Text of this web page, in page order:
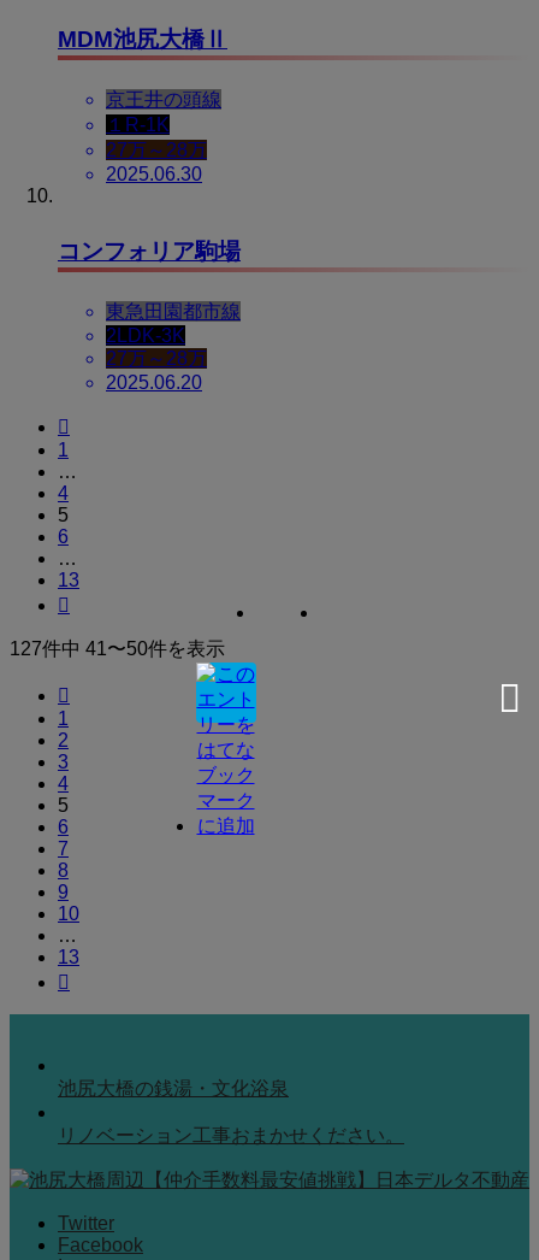
MDM池尻大橋Ⅱ
京王井の頭線
１R-1K
27万～28万
2025.06.30
コンフォリア駒場
東急田園都市線
2LDK-3K
27万～28万
2025.06.20

1
…
4
5
6
…
13

127件中 41〜50件を表示

1
2
3
4
5
6
7
8
9
10
…
13

池尻大橋の銭湯・文化浴泉
リノベーション工事おまかせください。
Twitter
Facebook